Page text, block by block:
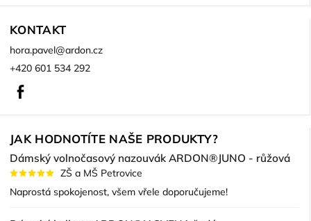
KONTAKT
hora.pavel@ardon.cz
+420 601 534 292
JAK HODNOTÍTE NAŠE PRODUKTY?
Dámský volnočasový nazouvák ARDON®JUNO - růžová
ZŠ a MŠ Petrovice
Naprostá spokojenost, všem vřele doporučujeme!